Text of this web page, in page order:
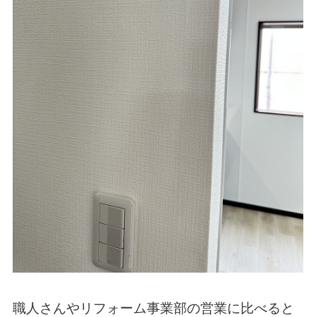
職人さんやリフォーム事業部の営業に比べると